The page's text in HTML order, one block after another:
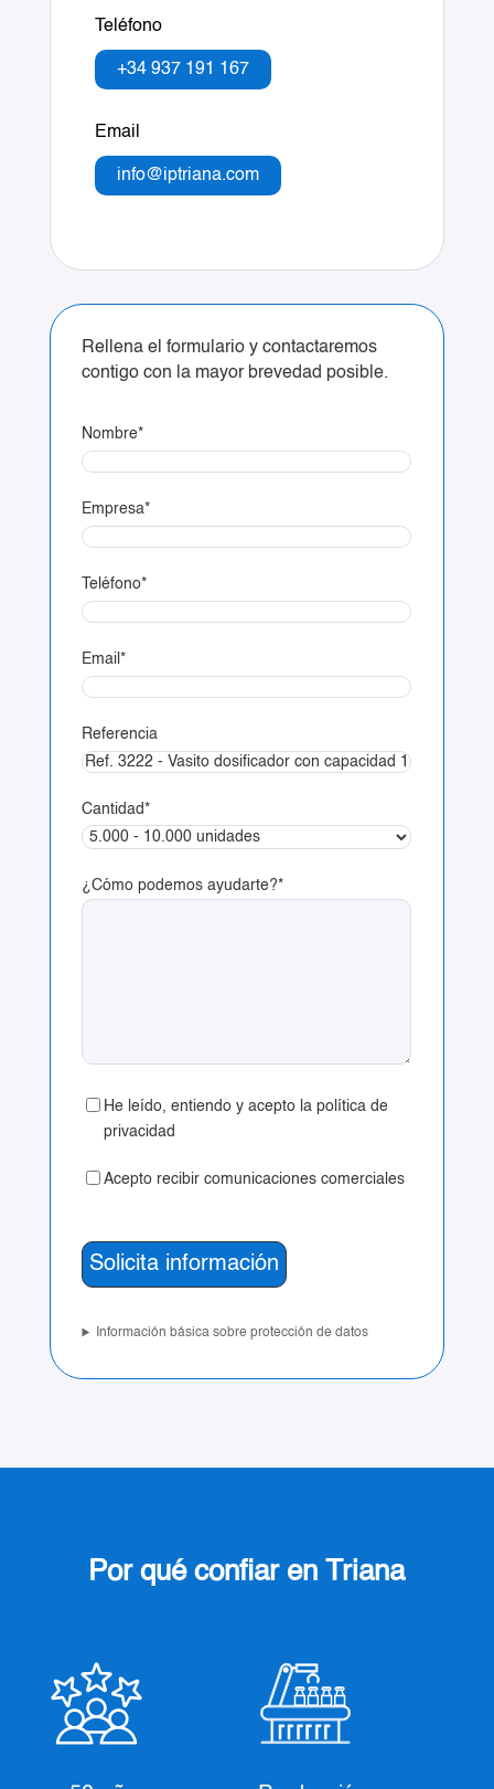
Teléfono
+34 937 191 167
Email
info@iptriana.com
Rellena el formulario y contactaremos
contigo con la mayor brevedad posible.
Nombre*
Empresa*
Teléfono*
Email *
Referencia
Cantidad *
¿Cómo podemos ayudarte?*
He leído, entiendo y acepto la política de
privacidad
Acepto recibir comunicaciones comerciales
Información básica sobre protección de datos
Por qué confiar en Triana